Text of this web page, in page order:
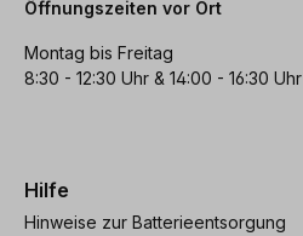
Öffnungszeiten vor Ort
Montag bis Freitag
8:30 - 12:30 Uhr & 14:00 - 16:30 Uhr
Hilfe
Hinweise zur Batterieentsorgung